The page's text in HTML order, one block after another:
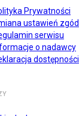
Prywatności
ustawień zgód
serwisu
o nadawcy
dostępności